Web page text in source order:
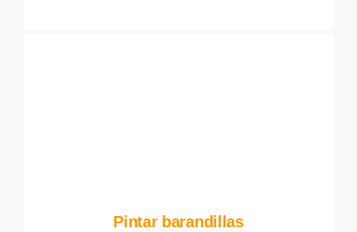
Pintar barandillas